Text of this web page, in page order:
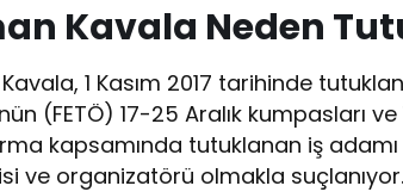
Kavala Neden
1 Kasım 2017 tarihinde
(FETÖ) 17-25 Aralık kumpasları
kapsamında tutuklanan iş adamı
ve organizatörü olmakla